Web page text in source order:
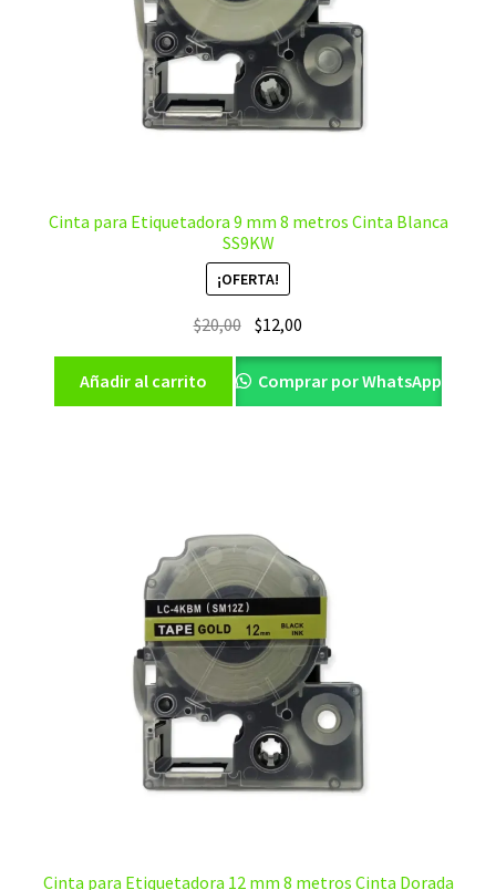
Cinta para Etiquetadora 9 mm 8 metros Cinta Blanca
SS9KW
¡OFERTA!
$20,00 El
original
era:
$12,00
actual
es:
Añadir al carrito Comprar por WhatsApp
Cinta para Etiquetadora 12 mm 8 metros Cinta Dorada